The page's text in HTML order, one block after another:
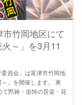
市竹岡地区にて
～」を3月11
員会」は富津市竹岡地
」を開催します。 東
黙祷・追悼の音楽・花